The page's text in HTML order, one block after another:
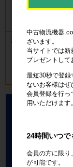
新品 カゴ台車 ロール
ト(樹脂底板)
ブルー
18,700円税
中古物流機器
ざいます。
当サイトでは新
プレゼントして
最短30秒で登
ないお客様はぜ
会員登録を行っ
用いただけます。
24時間いつ
会員の方に限り
が可能です。